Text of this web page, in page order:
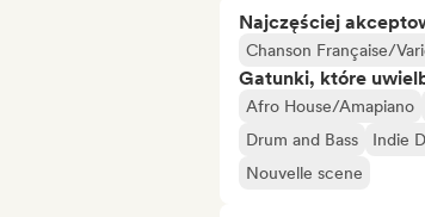
Najczęściej
Chanson Française/
Gatunki, które
Afro House/Amapiano
Drum and Bass
Indie
Nouvelle scene